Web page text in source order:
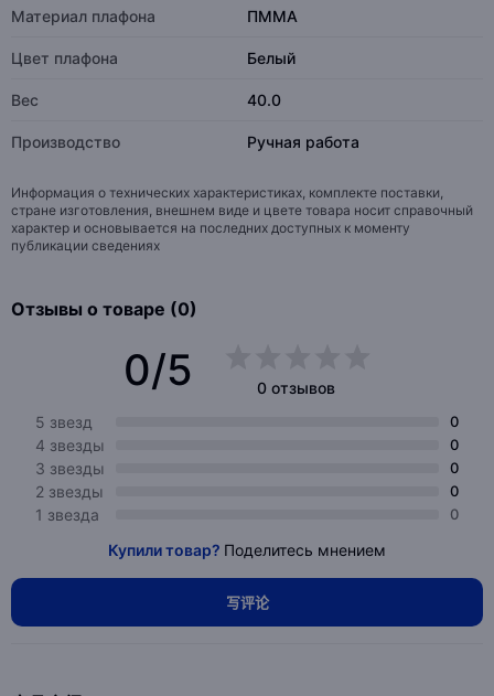
Материал плафона ПММА
Цвет плафона Белый
Вес 40.0
Производство Ручная работа
Информация о технических характеристиках, комплекте поставки,
стране изготовления, внешнем виде и цвете товара носит справочный
характер и основывается на последних доступных к моменту
публикации сведениях
Отзывы о товаре (0)
0/5
0 отзывов
5 звезд
0
4 звезды 0
3 звезды 0
2 звезды 0
1 звезда 0
Купили товар? Поделитесь мнением
写评论